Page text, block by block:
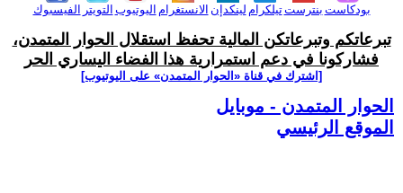
الفيسبوك التويتر اليوتيوب الانستغرام لينكدإن تيلكرامبنترست بودكاست
تبرعاتكم وتبرعاتكن المالية تحفظ استقلال الحوار المتمدن،
فشاركونا في دعم استمرارية هذا الفضاء اليساري الحر
[اشترك في قناة ‫«الحوار المتمدن» على اليوتيوب]
الحوار المتمدن - موبايل
الموقع الرئيسي